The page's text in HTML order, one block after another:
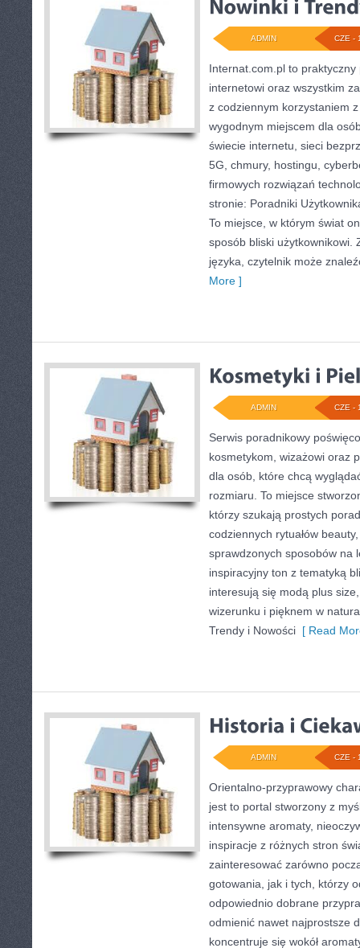
CZE -
ADMIN
Internat.com.pl to
internetowi oraz wszystkim
z codziennym korzystaniem
wygodnym miejscem dla
świecie internetu, sieci
5G, chmury, hostingu,
firmowych rozwiązań
stronie: Poradniki
To miejsce, w którym świat
sposób bliski użytkownikowi.
języka, czytelnik może
More ]
CZE -
ADMIN
Serwis poradnikowy
kosmetykom, wizażowi oraz
dla osób, które chcą
rozmiaru. To miejsce
którzy szukają prostych
codziennych rytuałów
sprawdzonych sposobów na
inspiracyjny ton z tematyką
interesują się modą plus
wizerunku i pięknem w
Trendy i Nowości [ Read
CZE -
ADMIN
Orientalno-przyprawowy
jest to portal stworzony z
intensywne aromaty,
inspiracje z różnych stron
zainteresować zarówno
gotowania, jak i tych, którzy
odpowiednio dobrane
odmienić nawet najprostsze
koncentruje się wokół